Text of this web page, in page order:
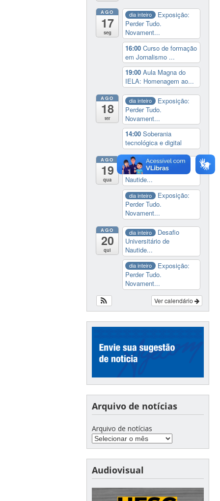
AGO
17
seg
dia inteiro
Exposição:
Perder Tudo.
Novament...
16:00Curso de formação
em Jornalismo ...
19:00Aula Magna do
IELA: Homenagem ao...
AGO
18
ter
dia inteiro
Exposição:
Perder Tudo.
Novament...
14:00Soberania
tecnológica e digital
AGO
19
qua
dia inteiro
Desafio
Universitário de
Nautide...
dia inteiro
Exposição:
Perder Tudo.
Novament...
AGO
20
qui
dia inteiro
Desafio
Universitário de
Nautide...
dia inteiro
Exposição:
Perder Tudo.
Novament...
Ver calendário
Arquivo de notícias
Arquivo de notícias
Audiovisual